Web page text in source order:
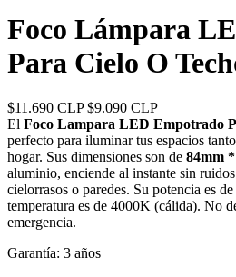
Foco Lámpara
Para Cielo O
$11.690 CLP $9.090 CLP
El Foco Lampara LED Empotrado
perfecto para iluminar tus espacios
hogar. Sus dimensiones son de 84mm
aluminio, enciende al instante sin
cielorrasos o paredes. Su potencia es
temperatura es de 4000K (cálida). No
emergencia.
Garantía: 3 años